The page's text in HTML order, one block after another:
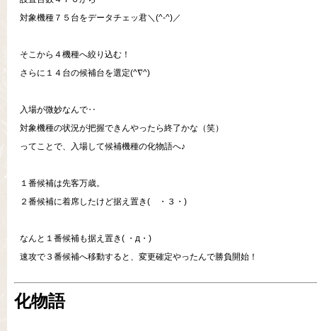
対象機種７５台をデータチェッ君＼(^-^)／
そこから４機種へ絞り込む！
さらに１４台の候補台を選定(^∇^)
入場が微妙なんで‥
対象機種の状況が把握できんやったら終了かな（笑）
ってことで、入場して候補機種の化物語へ♪
１番候補は先客万歳。
２番候補に着席したけど据え置き( ・３・)
なんと１番候補も据え置き( ・д・)
速攻で３番候補へ移動すると、変更確定やったんで勝負開始！
化物語